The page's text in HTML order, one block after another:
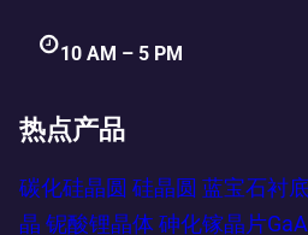
10 AM – 5 PM
热点产品
碳化硅晶圆 硅晶圆 蓝宝石衬
晶 铌酸锂晶体 砷化镓晶片